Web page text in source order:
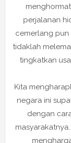
perjalanan
cemerlang
tidaklah
tingkatkan
Kita
negara ini
dengan